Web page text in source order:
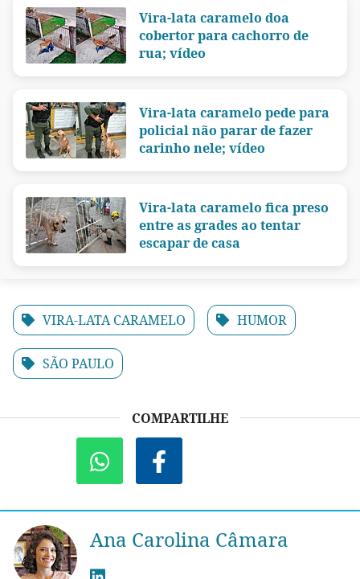
Vira-lata caramelo doa
cobertor para cachorro de
rua; vídeo
Vira-lata caramelo pede para
policial não parar de fazer
carinho nele; vídeo
Vira-lata caramelo fica preso
entre as grades ao tentar
escapar de casa
VIRA-LATA CARAMELO HUMOR
SÃO PAULO
COMPARTILHE
Ana Carolina Câmara